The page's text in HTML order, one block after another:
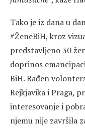
Tako je iz dana u
#ŽeneBiH, kroz
predstavljeno 30
doprinos
BiH. Rađen
Rejkjavika i Praga,
interesovanje i
njemu nije završila